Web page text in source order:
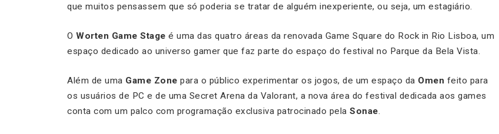
que muitos pensassem que só poderia se tratar de alguém inexperiente, ou seja, um estagiário.
O Worten Game Stage é uma das quatro áreas da renovada Game Square do Rock in Rio Lisboa, um
espaço dedicado ao universo gamer que faz parte do espaço do festival no Parque da Bela Vista.
Além de uma Game Zone para o público experimentar os jogos, de um espaço da Omen feito para
os usuários de PC e de uma Secret Arena da Valorant, a nova área do festival dedicada aos games
conta com um palco com programação exclusiva patrocinado pela Sonae.